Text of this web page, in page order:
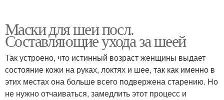
Маски для шеи посл.
Составляющие ухода за шеей
Так устроено, что истинный возраст женщины выдает
состояние кожи на руках, локтях и шее, так как именно в
этих местах она больше всего подвержена старению. Но
не нужно отчаиваться, замедлить этот процесс и